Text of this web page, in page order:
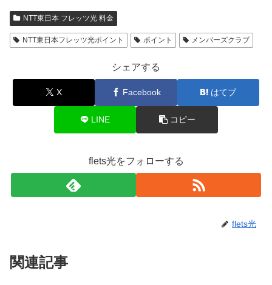
NTT東日本 フレッツ光 料金
NTT東日本フレッツ光ポイント ポイント メンバーズクラブ
シェアする
X Facebook はてブ
LINE コピー
flets光をフォローする
flets光
関連記事